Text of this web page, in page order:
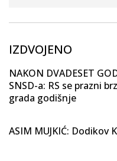
IZDVOJENO
NAKON DVADESET
SNSD-a: RS se prazni
grada godišnje
ASIM MUJKIĆ: Dodikov